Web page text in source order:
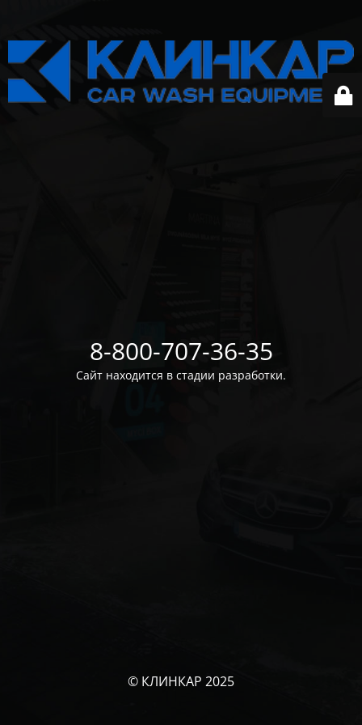
8-800-707-36-35
Сайт находится в стадии разработки.
© КЛИНКАР 2025